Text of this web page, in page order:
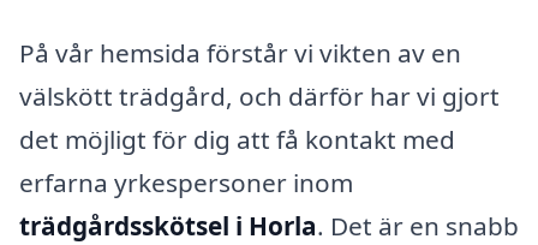
På vår hemsida förstår vi vikten av en
välskött trädgård, och därför har vi gjort
det möjligt för dig att få kontakt med
erfarna yrkespersoner inom
trädgårdsskötsel i Horla. Det är en snabb